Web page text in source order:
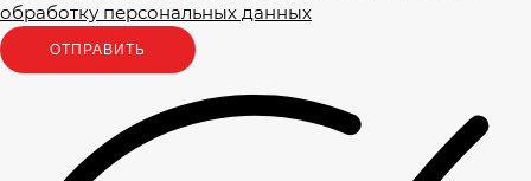
обработку персональных данных
ОТПРАВИТЬ